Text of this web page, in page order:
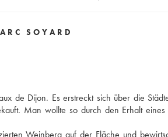
SOYARD
de Dijon. Es erstreckt sich über die
Man wollte so durch den Erhalt eines
Weinberg auf der Fläche und